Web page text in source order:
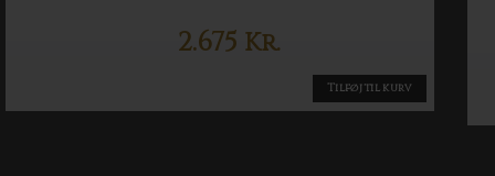
2.675 Kr.
Tilføj til kurv